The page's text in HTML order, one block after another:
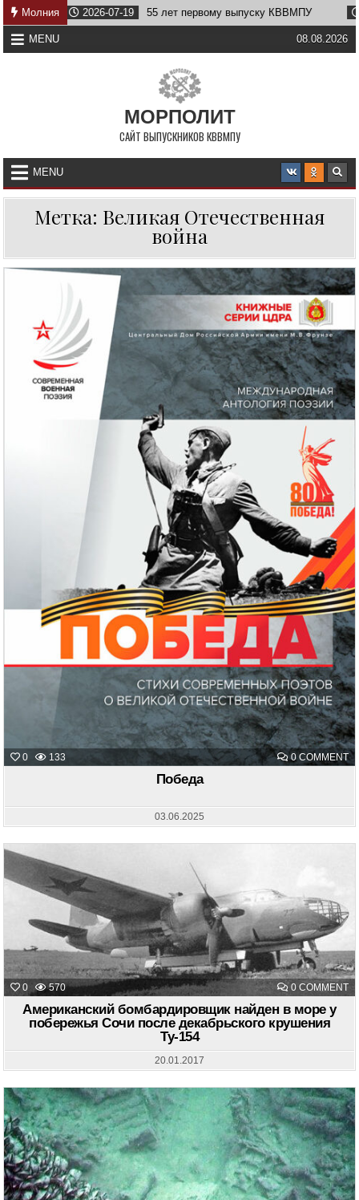
Skip
to
content
Молния2026-07-19 55 лет первому выпуску КВВМПУ
MENU 08.08.2026
МОРПОЛИТ
САЙТ ВЫПУСКНИКОВ КВВМПУ
MENU
Метка: Великая Отечественная
война
0 133 0 COMMENT
Победа
03.06.2025
0 570 0 COMMENT
Американский бомбардировщик найден в море у
побережья Сочи после декабрьского крушения
Ту-154
20.01.2017